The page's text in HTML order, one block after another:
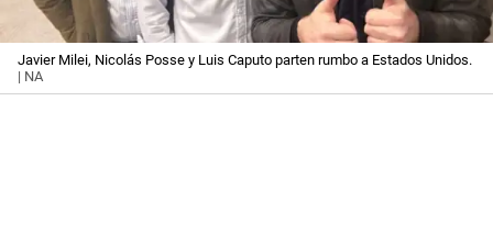
Javier Milei, Nicolás Posse y Luis Caputo parten rumbo a Estados Unidos.
| NA